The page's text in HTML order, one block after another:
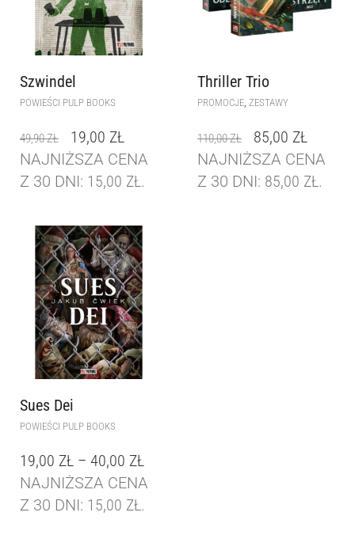
Szwindel
POWIEŚCI PULP BOOKS
49,90ZŁ 19,00 ZŁ
NAJNIŻSZA CENA
Z 30 DNI: 15,00 ZŁ.
Thriller Trio
PROMOCJE ZESTAWY
110,00ZŁ 85,00 ZŁ
NAJNIŻSZA CENA
Z 30 DNI: 85,00 ZŁ.
Sues Dei
POWIEŚCI PULP BOOKS
19,00 ZŁ – 40,00 ZŁ
NAJNIŻSZA CENA
Z 30 DNI: 15,00 ZŁ.